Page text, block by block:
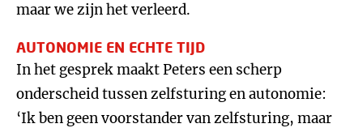
maar we zijn het verleerd.
AUTONOMIE EN ECHTE TIJD
In het gesprek maakt Peters een scherp
onderscheid tussen zelfsturing en autonomie:
‘Ik ben geen voorstander van zelfsturing, maar